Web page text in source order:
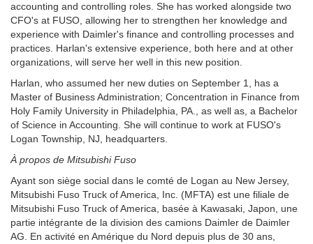
accounting and controlling roles. She has worked alongside two
CFO's at FUSO, allowing her to strengthen her knowledge and
experience with Daimler's finance and controlling processes and
practices. Harlan's extensive experience, both here and at other
organizations, will serve her well in this new position.
Harlan, who assumed her new duties on September 1, has a
Master of Business Administration; Concentration in Finance from
Holy Family University in Philadelphia, PA., as well as, a Bachelor
of Science in Accounting. She will continue to work at FUSO's
Logan Township, NJ, headquarters.
À propos de Mitsubishi Fuso
Ayant son siège social dans le comté de Logan au New Jersey,
Mitsubishi Fuso Truck of America, Inc. (MFTA) est une filiale de
Mitsubishi Fuso Truck of America, basée à Kawasaki, Japon, une
partie intégrante de la division des camions Daimler de Daimler
AG. En activité en Amérique du Nord depuis plus de 30 ans,